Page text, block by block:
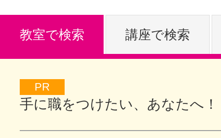
特集をみる
教室で検索 講座で検索
PR
手に職をつけたい、あなたへ！